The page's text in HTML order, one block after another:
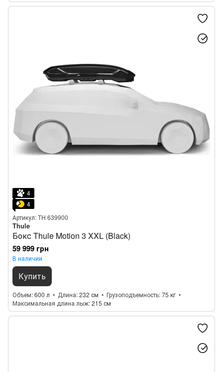
4
4
Артикул: TH 639900
Thule
Бокс Thule Motion 3 XXL (Black)
59 999 грн
В наличии
Купить
Объем 600 л Длина 232 см Грузоподъемность 75 кг
Максимальная длина лыж 215 см